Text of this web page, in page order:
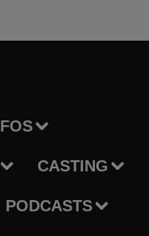
CASTING
PODCASTS